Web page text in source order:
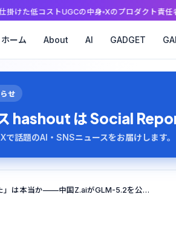
の中身 Xのプロダクト責任者ニキータ・ビ
ホーム About AI GADGET
せ
hashout は Social
話題のAI・SNSニュースをお届けします。
「ClaudeもGPT-5.5も超えた」は本当か——中国Z.aiがGLM-5.2を公開、コーディングAIがオープンソースで世界に挑む